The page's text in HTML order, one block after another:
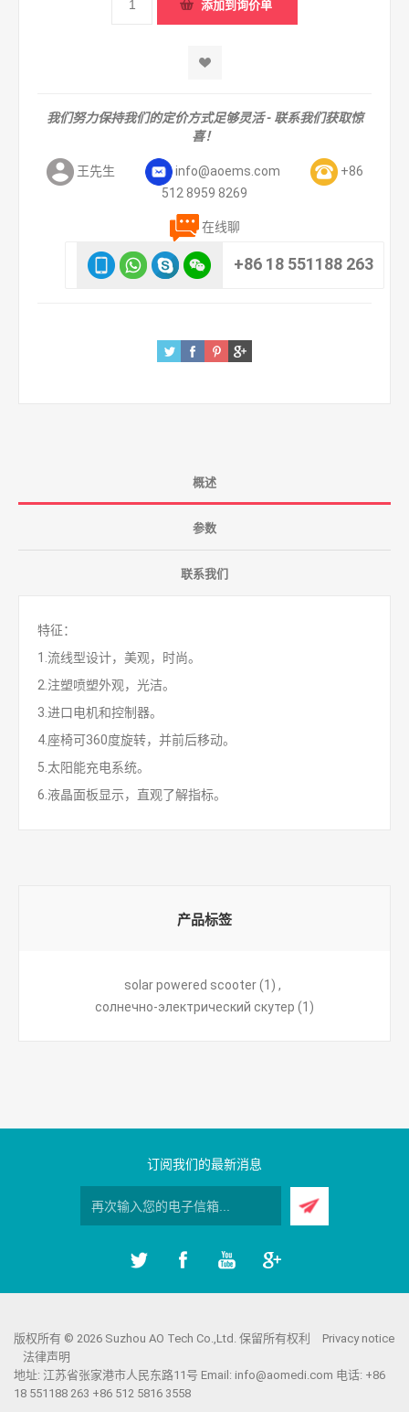
我们努力保持我们的定价方式足够灵活 - 联系我们获取惊
喜！
王先生 info@aoems.com
+86
512 8959 8269
在线聊
+86 18 551188 263
概述
参数
联系我们
特征：
1.流线型设计，美观，时尚。
2.注塑喷塑外观，光洁。
3.进口电机和控制器。
4.座椅可360度旋转，并前后移动。
5.太阳能充电系统。
6.液晶面板显示，直观了解指标。
产品标签
solar powered scooter (1) ,
солнечно-электрический скутер (1)
订阅我们的最新消息
版权所有 © 2026 Suzhou AO Tech Co.,Ltd. 保留所有权利
Privacy notice
法律声明
地址: 江苏省张家港市人民东路11号 Email: info@aomedi.com 电话: +86
18 551188 263 +86 512 5816 3558